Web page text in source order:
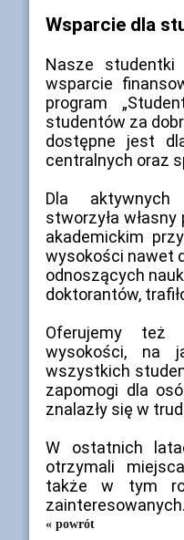
Wsparcie dla
Nasze
wsparcie
program
studentów za
dostępne jest
centralnych oraz
Dla aktywnych
stworzyła
akademickim
wysokości nawet
odnoszących
doktorantów,
Oferujemy też
wysokości, na
wszystkich
zapomogi dla
znalazły się w
W ostatnich
otrzymali
także w tym
« powrót